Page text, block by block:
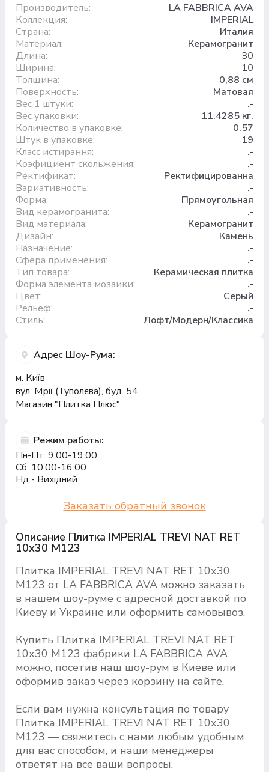
Описание Плитка IMPERIAL TREVI NAT RET
10х30 M123
Плитка IMPERIAL TREVI NAT RET 10х30
M123 от LA FABBRICA AVA можно заказать
в нашем шоу-руме с адресной доставкой по
Киеву и Украине или оформить самовывоз.
Купить Плитка IMPERIAL TREVI NAT RET
10х30 M123 фабрики LA FABBRICA AVA
можно, посетив наш шоу-рум в Киеве или
оформив заказ через корзину на сайте.
Если вам нужна консультация по товару
Плитка IMPERIAL TREVI NAT RET 10х30
M123 — свяжитесь с нами любым удобным
для вас способом, и наши менеджеры
ответят на все ваши вопросы.
Производитель:
LA FABBRICA AVA
Коллекция:
IMPERIAL
Страна:
Италия
Материал:
Керамогранит
Длина:
30
Ширина:
10
Толщина:
0,88 см
Поверхность:
Матовая
Вес 1 штуки:
.-
Вес упаковки:
11.4285 кг.
Количество в упаковке:
0.57
Штук в упаковке:
19
Класс истирання:
.-
Коэфициент скольжения:
.-
Ректификат:
Ректифицированна
Вариативность:
.-
Форма:
Прямоугольная
Вид керамогранита:
.-
Вид материала:
Керамогранит
Дизайн:
Камень
Назначение:
.-
Сфера применения:
.-
Тип товара:
Керамическая плитка
Форма элемента мозаики:
.-
Цвет:
Серый
Рельеф:
.-
Стиль:
Лофт/Модерн/Классика
Адрес Шоу-Рума:
м. Київ
вул. Мрії (Туполєва), буд. 54
Магазин "Плитка Плюс"
Режим работы:
Пн-Пт: 9:00-19:00
Сб: 10:00-16:00
Нд - Вихідний
Заказать обратный звонок